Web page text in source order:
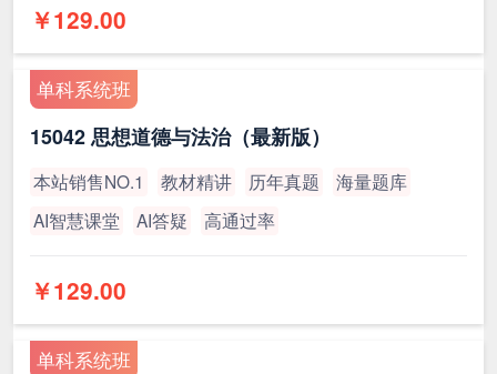
￥129.00
单科系统班
15042 思想道德与法治（最新版）
本站销售NO.1 教材精讲 历年真题
海量题库
AI智慧课堂
AI答疑 高通过率
￥129.00
单科系统班